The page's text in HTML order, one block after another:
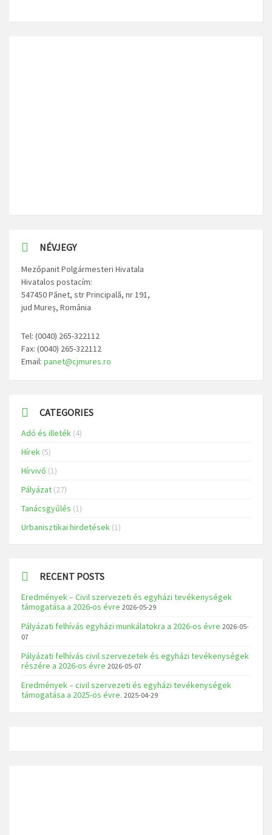
NÉVJEGY
Mezőpanit Polgármesteri Hivatala
Hivatalos postacím:
547450 Pănet, str Principală, nr 191,
jud Mureș, România
Tel: (0040) 265-322112
Fax: (0040) 265-322112
Email: panet@cjmures.ro
CATEGORIES
Adó és illeték (4)
Hírek (5)
Hírvivő (1)
Pályázat (27)
Tanácsgyűlés (1)
Urbanisztikai hirdetések (1)
RECENT POSTS
Eredmények – Civil szervezeti és egyházi tevékenységek
támogatása a 2026-os évre 2026-05-29
Pályázati felhívás egyházi munkálatokra a 2026-os évre 2026-05-
07
Pályázati felhívás civil szervezetek és egyházi tevékenységek
részére a 2026-os évre 2026-05-07
Eredmények – civil szervezeti és egyházi tevékenységek
támogatása a 2025-ös évre. 2025-04-29